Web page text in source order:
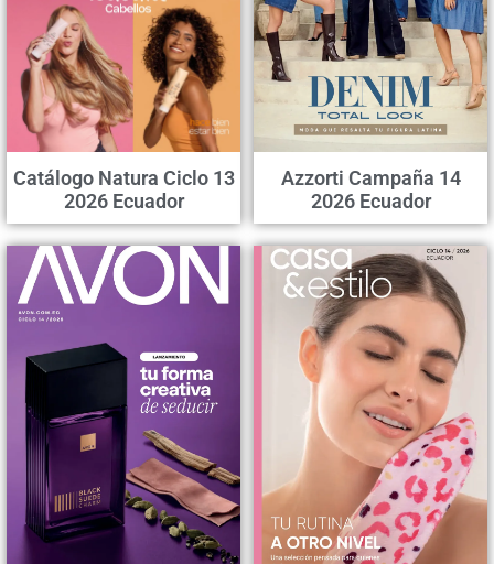
Catálogo Natura Ciclo 13
2026 Ecuador
Azzorti Campaña 14
2026 Ecuador